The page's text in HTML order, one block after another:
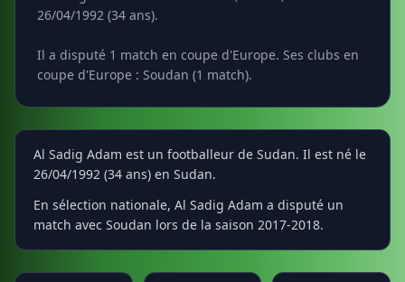
26/04/1992 (34 ans).
Il a disputé 1 match en coupe d'Europe. Ses clubs en
coupe d'Europe : Soudan (1 match).
Al Sadig Adam est un footballeur de Sudan. Il est né le
26/04/1992 (34 ans) en Sudan.
En sélection nationale, Al Sadig Adam a disputé un
match avec Soudan lors de la saison 2017-2018.